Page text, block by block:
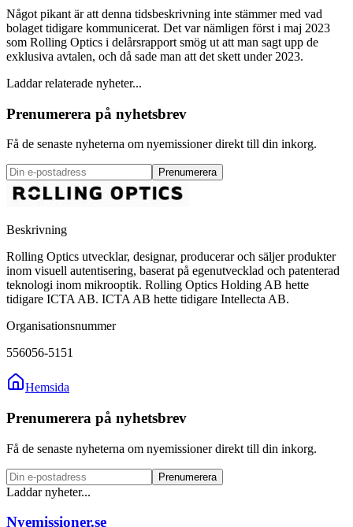
Något pikant är att denna tidsbeskrivning inte stämmer med vad
bolaget tidigare kommunicerat. Det var nämligen först i maj 2023
som Rolling Optics i delårsrapport smög ut att man sagt upp de
exklusiva avtalen, och då sade man att det skett under 2023.
Laddar relaterade nyheter...
Prenumerera på nyhetsbrev
Få de senaste nyheterna om nyemissioner direkt till din inkorg.
Prenumerera
Beskrivning
Rolling Optics utvecklar, designar, producerar och säljer produkter
inom visuell autentisering, baserat på egenutvecklad och patenterad
teknologi inom mikrooptik. Rolling Optics Holding AB hette
tidigare ICTA AB. ICTA AB hette tidigare Intellecta AB.
Organisationsnummer
556056-5151
Hemsida
Prenumerera på nyhetsbrev
Få de senaste nyheterna om nyemissioner direkt till din inkorg.
Prenumerera
Laddar nyheter...
Nyemissioner.se